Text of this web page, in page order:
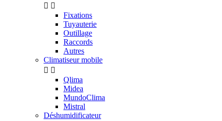
 
Fixations
Tuyauterie
Outillage
Raccords
Autres
Climatiseur mobile
 
Qlima
Midea
MundoClima
Mistral
Déshumidificateur